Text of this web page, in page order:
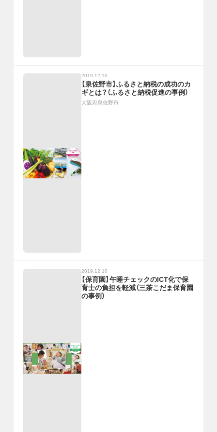
2019.12.10
【泉佐野市】ふるさと納税の成功のカ
ギとは？（ふるさと納税促進の事例）
大阪府泉佐野市
2019.12.10
【保育園】午睡チェックのICT化で保
育士の負担を軽減（三茶こだま保育園
の事例）